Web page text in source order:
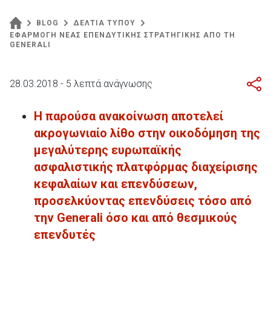
BLOG
ΔΕΛΤΙΑ ΤΥΠΟΥ
ΕΦΑΡΜΟΓΗ ΝΕΑΣ ΕΠΕΝΔΥΤΙΚΗΣ ΣΤΡΑΤΗΓΙΚΗΣ ΑΠΟ ΤΗ
GENERALI
28.03.2018 - 5 λεπτά ανάγνωσης
Η παρούσα ανακοίνωση αποτελεί
ακρογωνιαίο λίθο στην οικοδόμηση της
μεγαλύτερης ευρωπαϊκής
ασφαλιστικής πλατφόρμας διαχείρισης
κεφαλαίων και επενδύσεων,
προσελκύοντας επενδύσεις τόσο από
την Generali όσο και από θεσμικούς
επενδυτές